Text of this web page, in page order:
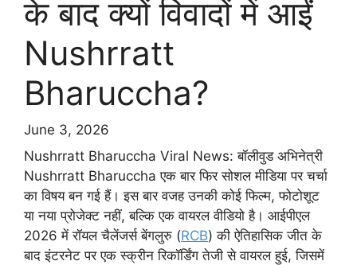
के बाद क्यों विवादों में आईं
Nushrratt
Bharuccha?
June 3, 2026
Nushrratt Bharuccha Viral News: बॉलीवुड अभिनेत्री
Nushrratt Bharuccha एक बार फिर सोशल मीडिया पर चर्चा
का विषय बन गई हैं। इस बार वजह उनकी कोई फिल्म, फोटोशूट
या नया प्रोजेक्ट नहीं, बल्कि एक वायरल वीडियो है। आईपीएल
2026 में रॉयल चैलेंजर्स बेंगलुरु (RCB) की ऐतिहासिक जीत के
बाद इंटरनेट पर एक स्क्रीन रिकॉर्डिंग तेजी से वायरल हुई, जिसमें